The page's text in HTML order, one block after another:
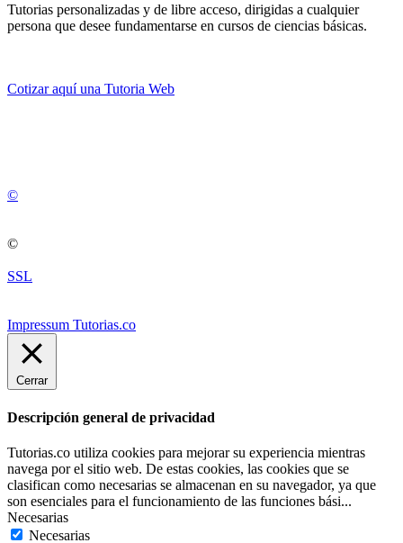
Tutorias personalizadas y de libre acceso, dirigidas a cualquier
persona que desee fundamentarse en cursos de ciencias básicas.
Cotizar aquí una Tutoria Web
©
©
SSL
Impressum Tutorias.co
Cerrar
Descripción general de privacidad
Tutorias.co utiliza cookies para mejorar su experiencia mientras
navega por el sitio web. De estas cookies, las cookies que se
clasifican como necesarias se almacenan en su navegador, ya que
son esenciales para el funcionamiento de las funciones bási...
Necesarias
Necesarias